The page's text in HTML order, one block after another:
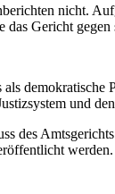
nicht.
Gericht
und
des